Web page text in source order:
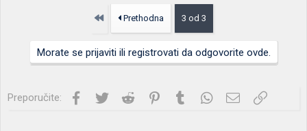
Prvo Prethodna 3 od 3
Morate se prijaviti ili registrovati da odgovorite ovde.
Preporučite: Facebook
Twitter Reddit PinterestTumblrWhatsApp
Imejl Link